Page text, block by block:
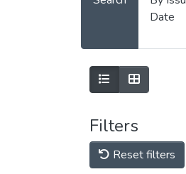
Date
Filters
Reset filters